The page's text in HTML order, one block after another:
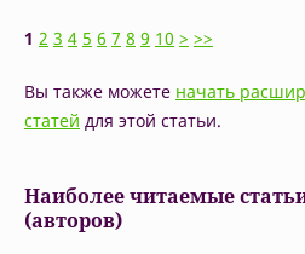
1 2 3 4 5 6 7 8 9 10 > >>
Вы также можете начать
статей для этой статьи.
Наиболее читаемые
(авторов)